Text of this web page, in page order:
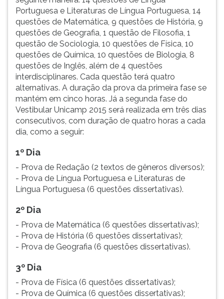
Portuguesa e Literaturas de Língua Portuguesa, 14
questões de Matemática, 9 questões de História, 9
questões de Geografia, 1 questão de Filosofia, 1
questão de Sociologia, 10 questões de Física, 10
questões de Química, 10 questões de Biologia, 8
questões de Inglês, além de 4 questões
interdisciplinares. Cada questão terá quatro
alternativas. A duração da prova da primeira fase se
mantém em cinco horas. Já a segunda fase do
Vestibular Unicamp 2015 será realizada em três dias
consecutivos, com duração de quatro horas a cada
dia, como a seguir:
1º Dia
- Prova de Redação (2 textos de gêneros diversos);
- Prova de Língua Portuguesa e Literaturas de
Língua Portuguesa (6 questões dissertativas).
2º Dia
- Prova de Matemática (6 questões dissertativas);
- Prova de História (6 questões dissertativas);
- Prova de Geografia (6 questões dissertativas).
3º Dia
- Prova de Física (6 questões dissertativas);
- Prova de Química (6 questões dissertativas);